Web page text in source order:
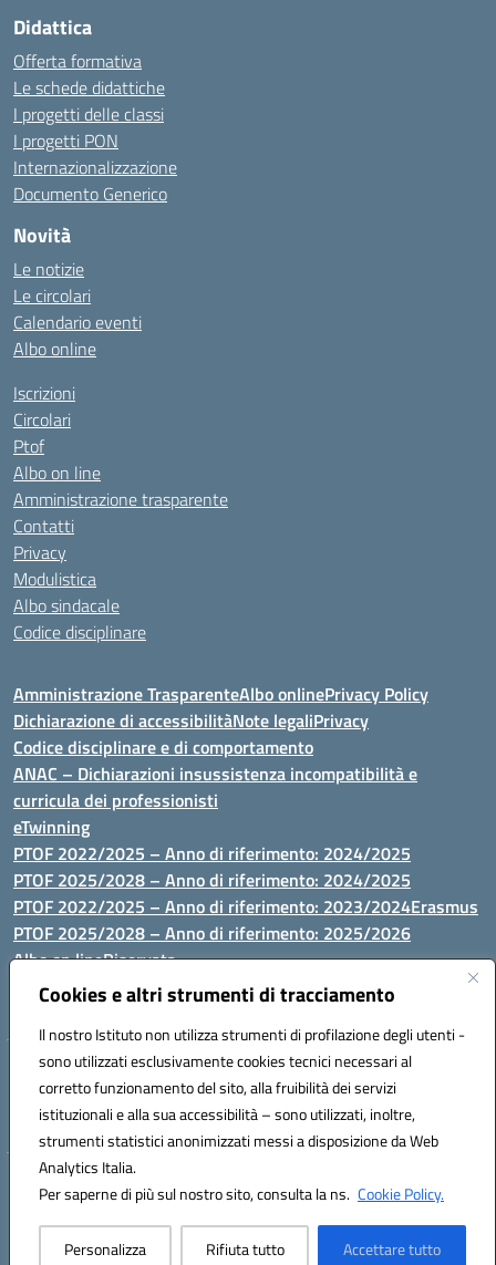
Cookies e altri strumenti di tracciamento
Il nostro Istituto non utilizza strumenti di profilazione degli utenti -
sono utilizzati esclusivamente cookies tecnici necessari al
corretto funzionamento del sito, alla fruibilità dei servizi
istituzionali e alla sua accessibilità – sono utilizzati, inoltre,
strumenti statistici anonimizzati messi a disposizione da Web
Analytics Italia.
Per saperne di più sul nostro sito, consulta la ns. Cookie Policy.
Personalizza Rifiuta tutto Accettare tutto
Didattica
Offerta formativa
Le schede didattiche
I progetti delle classi
I progetti PON
Internazionalizzazione
Documento Generico
Novità
Le notizie
Le circolari
Calendario eventi
Albo online
Iscrizioni
Circolari
Ptof
Albo on line
Amministrazione trasparente
Contatti
Privacy
Modulistica
Albo sindacale
Codice disciplinare
Amministrazione TrasparenteAlbo onlinePrivacy Policy
Dichiarazione di accessibilitàNote legaliPrivacy
Codice disciplinare e di comportamento
ANAC – Dichiarazioni insussistenza incompatibilità e
curricula dei professionisti
eTwinning
PTOF 2022/2025 – Anno di riferimento: 2024/2025
PTOF 2025/2028 – Anno di riferimento: 2024/2025
PTOF 2022/2025 – Anno di riferimento: 2023/2024Erasmus
PTOF 2025/2028 – Anno di riferimento: 2025/2026
Albo on lineRiservata
P.N. Dotazione di attrezzature per le palestre
Via Luna e Sole, 44 07100, Sassari - Tel 079293287 - Fax 0793764116
- Mail: ssvc010009@istruzione.it - PEC: ssvc010009@pec.istruzione.it
- C.F. / P.IVA Convitto 80000150906 - C.F. Scuole 92073300904
Hosting & Powered by 3D Solution S.r.l.
Concept & Design by Designers Italia